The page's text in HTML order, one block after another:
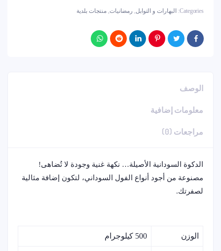
Categories: البهارات و التوابل, رمضانيات, منتجات بلدية
الوصف
معلومات إضافية
مراجعات (0)
الدكوة السودانية الأصيلة… نكهة غنية وجودة لا تُضاهى!
مصنوعة من أجود أنواع الفول السوداني، لتكون إضافة مثالية
لصفرتك.
الوزن 500 كيلوجرام